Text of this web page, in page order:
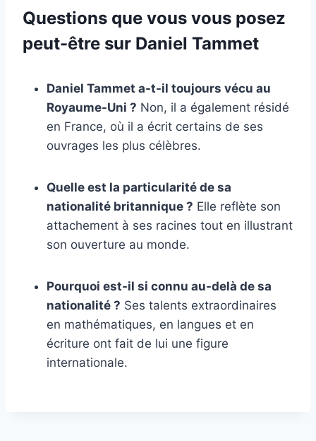
Questions que vous vous posez
peut-être sur Daniel Tammet
Daniel Tammet a-t-il toujours vécu au
Royaume-Uni ? Non, il a également résidé
en France, où il a écrit certains de ses
ouvrages les plus célèbres.
Quelle est la particularité de sa
nationalité britannique ? Elle reflète son
attachement à ses racines tout en illustrant
son ouverture au monde.
Pourquoi est-il si connu au-delà de sa
nationalité ? Ses talents extraordinaires
en mathématiques, en langues et en
écriture ont fait de lui une figure
internationale.